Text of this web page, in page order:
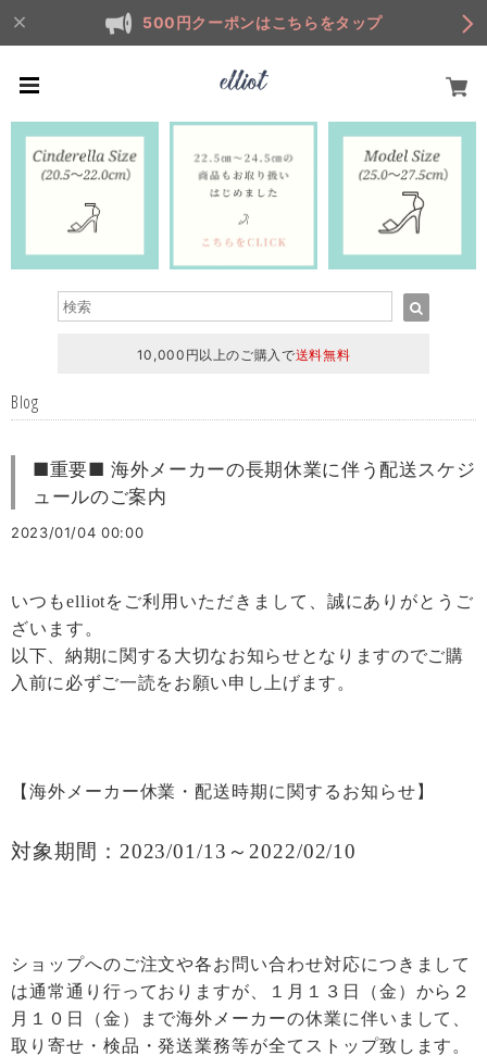
500円クーポンはこちらをタップ
10,000円以上のご購入で送料無料
Blog
■重要■ 海外メーカーの長期休業に伴う配送スケジ
ュールのご案内
2023/01/04 00:00
いつもelliotをご利用いただきまして、誠にありがとうご
ざいます。
以下、納期に関する大切なお知らせとなりますのでご購
入前に必ずご一読をお願い申し上げます。
【海外メーカー休業・配送時期に関するお知らせ 】
対象期間： 2023/01/13 ～ 2022/02/10
ショップへのご注文や各お問い合わせ対応につきまして
は通常通り行っておりますが、１月１３日（金）から２
月１０日（金）まで海外メーカーの休業に伴いまして、
取り寄せ・検品・発送業務等が全てストップ致します。